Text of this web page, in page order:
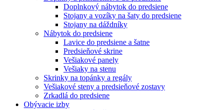
Doplnkový nábytok do predsiene
Stojany a vozíky na šaty do predsiene
Stojany na dáždníky
Nábytok do predsiene
Lavice do predsiene a šatne
Predsieňové skrine
Vešiakové panely
Vešiaky na stenu
Skrinky na topánky a regály
Vešiakové steny a predsieňové zostavy
Zrkadlá do predsiene
Obývacie izby